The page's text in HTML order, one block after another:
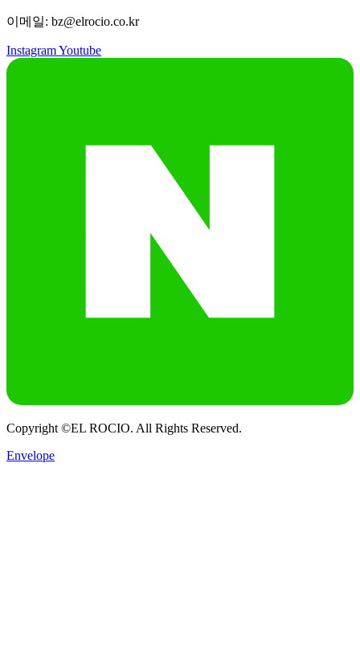
이메일: bz@elrocio.co.kr
InstagramYoutube
Copyright ©EL ROCIO. All Rights Reserved.
Envelope